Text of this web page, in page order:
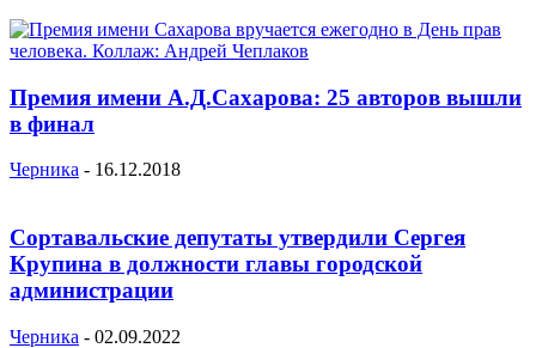
Премия имени А.Д.Сахарова: 25 авторов вышли
в финал
Черника - 16.12.2018
Сортавальские депутаты утвердили Сергея
Крупина в должности главы городской
администрации
Черника - 02.09.2022